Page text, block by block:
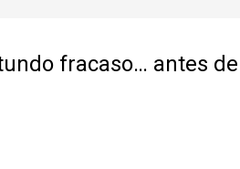
fracaso… antes de